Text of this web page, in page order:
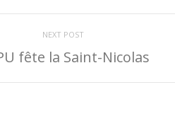
NEXT POST
fête la Saint-Nicolas